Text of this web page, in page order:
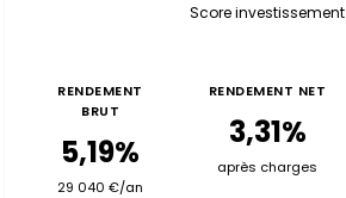
Score investissement
RENDEMENT
BRUT
5,19%
29 040 €/an
RENDEMENT NET
3,31%
après charges